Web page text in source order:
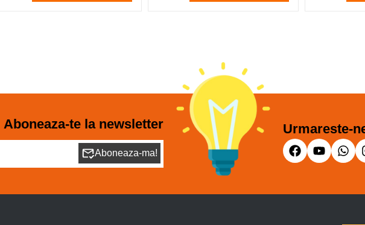
Aboneaza-te la newsletter
Aboneaza-ma!
Urmareste-